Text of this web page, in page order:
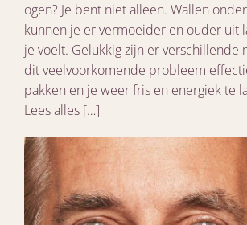
ogen? Je bent niet alleen. Wallen
kunnen je er vermoeider en ouder uit
je voelt. Gelukkig zijn er verschillende
dit veelvoorkomende probleem
pakken en je weer fris en energiek te
Lees alles […]